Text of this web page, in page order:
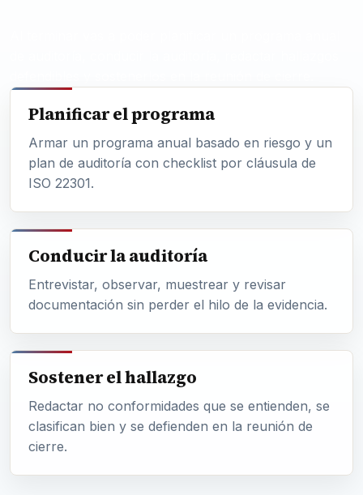
Planificar el programa
Armar un programa anual basado en riesgo y un
plan de auditoría con checklist por cláusula de
ISO 22301.
Conducir la auditoría
Entrevistar, observar, muestrear y revisar
documentación sin perder el hilo de la evidencia.
Sostener el hallazgo
Redactar no conformidades que se entienden, se
clasifican bien y se defienden en la reunión de
cierre.